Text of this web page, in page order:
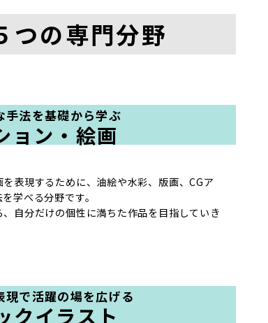
つの専門分野
手法を基礎から学ぶ
ョン・絵画
表現するために、油絵や水彩、版画、CGア
学べる分野です。
自分だけの個性に満ちた作品を目指していき
現で活躍の場を広げる
クイラスト